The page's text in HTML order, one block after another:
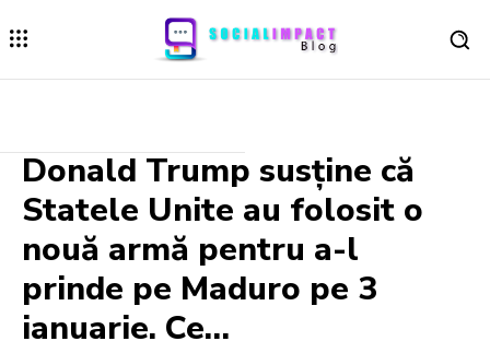
Donald Trump susține că
Statele Unite au folosit o
nouă armă pentru a-l
prinde pe Maduro pe 3
ianuarie. Ce…